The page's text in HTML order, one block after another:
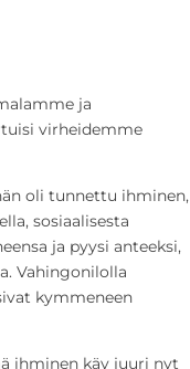
ja
virheidemme
oli tunnettu ihminen,
sosiaalisesta
ja pyysi anteeksi,
Vahingonilolla
kymmeneen
ihminen käy juuri nyt